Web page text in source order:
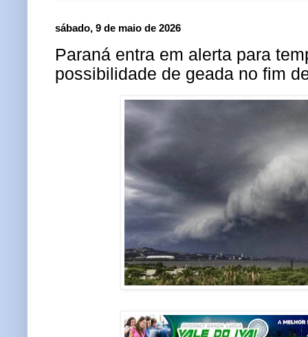
sábado, 9 de maio de 2026
Paraná entra em alerta para
possibilidade de geada no fim